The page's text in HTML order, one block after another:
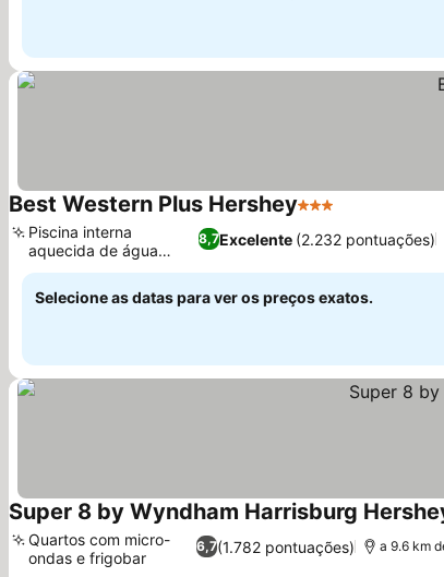
Best Western Plus Hershey3 Estrelas
8,7Excelente (2.232 pontuações)
Piscina interna
aquecida de água
salgada
Selecione as datas para ver os preços exatos.
Super 8 by Wyndham Harrisburg
6,7(1.782 pontuações)
Quartos com micro-
ondas e frigobar
a 9.6 km